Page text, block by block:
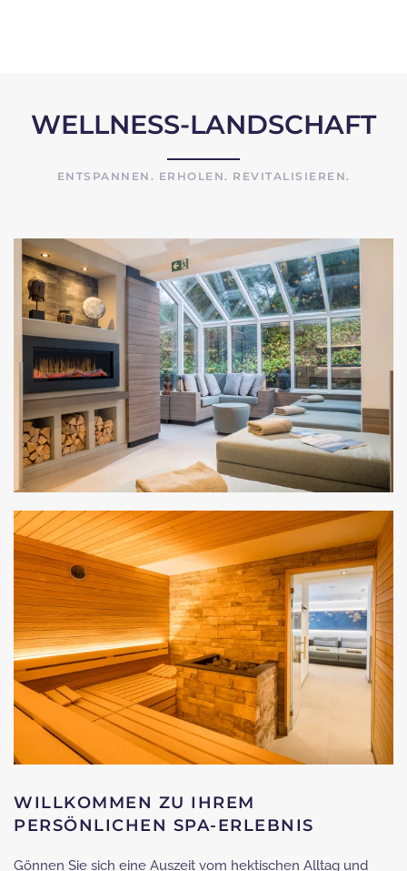
WELLNESS-LANDSCHAFT
ENTSPANNEN. ERHOLEN. REVITALISIEREN.
WILLKOMMEN ZU IHREM
PERSÖNLICHEN SPA-ERLEBNIS
Gönnen Sie sich eine Auszeit vom hektischen Alltag und